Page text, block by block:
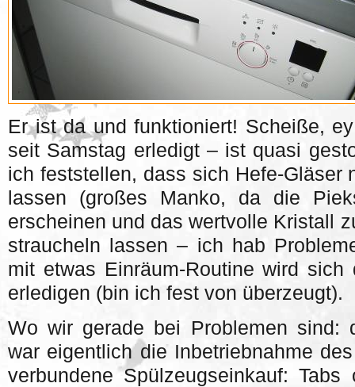
Er ist da und funktioniert! Scheiße,
seit Samstag erledigt – ist quasi
ich feststellen, dass sich Hefe-Gläser
lassen (großes Manko, da die
erscheinen und das wertvolle Kristall
straucheln lassen – ich hab
mit etwas Einräum-Routine wird
erledigen (bin ich fest von überzeugt).
Wo wir gerade bei Problemen sind:
war eigentlich die Inbetriebnahme
verbundene Spülzeugseinkauf: